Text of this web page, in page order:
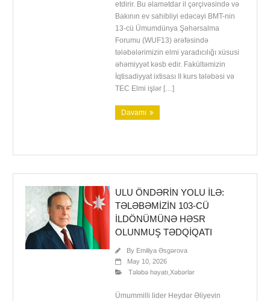
etdirir. Bu əlamətdar il çərçivəsində və
Bakının ev sahibliyi edəcəyi BMT-nin
13-cü Ümumdünya Şəhərsalma
Forumu (WUF13) ərəfəsində
tələbələrimizin elmi yaradıcılığı xüsusi
əhəmiyyət kəsb edir. Fakültəmizin
İqtisadiyyat ixtisası II kurs tələbəsi və
TEC Elmi işlər […]
Davamı
ULU ÖNDƏRIN YOLU ILƏ:
TƏLƏBƏMIZIN 103-CÜ
İLDÖNÜMÜNƏ HƏSR
OLUNMUŞ TƏDQIQATI
By Emiliya Əsgərova
May 10, 2026
Tələbə həyatı ,Xəbərlər
Ümummilli lider Heydər Əliyevin